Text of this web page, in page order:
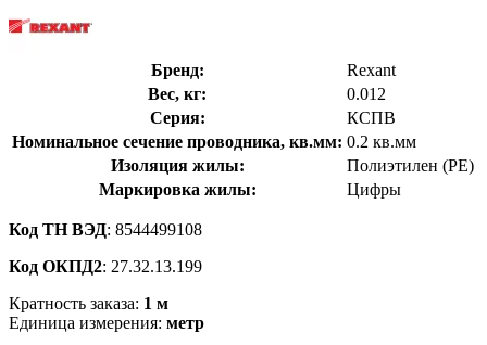
Бренд:
Rexant
Вес, кг:
0.012
Серия:
КСПВ
Номинальное сечение проводника, кв.мм: 0.2 кв.мм
Изоляция жилы:
Полиэтилен (PE)
Маркировка жилы:
Цифры
Код ТН ВЭД: 8544499108
Код ОКПД2: 27.32.13.199
Кратность заказа: 1 м
Единица измерения: метр